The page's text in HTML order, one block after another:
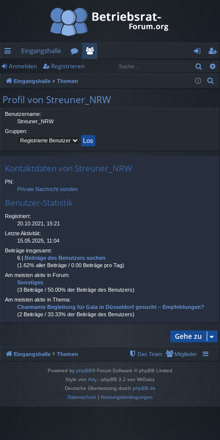
ch
ne
llz
ug
rif
Eingangshalle
or
en
de
n
m
eg
ist
Anmelden Registrieren
Eingangshalle Themen
Profil von Streuner_NRW
Benutzername:
Streuner_NRW
Gruppen:
Kontaktdaten von Streuner_NRW
PN:
Private Nachricht senden
Benutzer-Statistik
Registriert:
20.10.2021, 15:21
Letzte Aktivität:
15.05.2025, 11:04
Beiträge insgesamt:
6 | Beiträge des Benutzers suchen
(1.62% aller Beiträge / 0.00 Beiträge pro Tag)
Am meisten aktiv in Forum:
Sonstiges
(3 Beiträge / 50.00% der Beiträge des Benutzers)
Am meisten aktiv in Thema:
Charmante Begleitung für Gala in Düsseldorf gesucht – Empfehlungen?
(2 Beiträge / 33.33% der Beiträge des Benutzers)
Gehe zu
Eingangshalle Themen Mitglieder
Das Team
Powered by phpBB® Forum Software © phpBB Limited
Style von Arty - phpBB 3.2 von MrGaby
Deutsche Übersetzung durch phpBB.de
Datenschutz| Nutzungsbedingungen